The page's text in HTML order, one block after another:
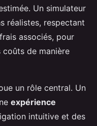
Un simulateur
réalistes, respectant
associés, pour
coûts de manière
un rôle central. Un
expérience
intuitive et des